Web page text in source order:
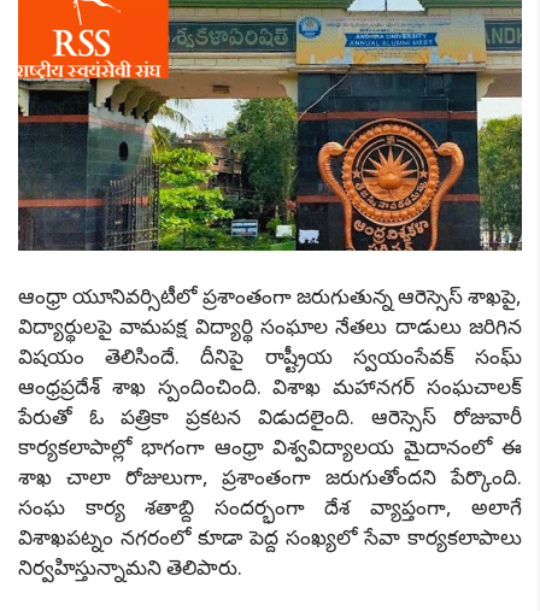
ఆంధ్రా యూనివర్సిటీలో ప్రశాంతంగా జరుగుతున్న ఆరెస్సెస్ శాఖపై,
విద్యార్థులపై వామపక్ష విద్యార్థి సంఘాల నేతలు దాడులు జరిగిన
విషయం తెలిసిందే. దీనిపై రాష్ట్రీయ స్వయంసేవక్ సంఘ్
ఆంధ్రప్రదేశ్ శాఖ స్పందించింది. విశాఖ మహానగర్ సంఘచాలక్
పేరుతో ఓ పత్రికా ప్రకటన విడుదలైంది. ఆరెస్సెస్ రోజువారీ
కార్యకలాపాల్లో భాగంగా ఆంధ్రా విశ్వవిద్యాలయ మైదానంలో ఈ
శాఖ చాలా రోజులుగా, ప్రశాంతంగా జరుగుతోందని పేర్కొంది.
సంఘ కార్య శతాబ్ది సందర్భంగా దేశ వ్యాప్తంగా, అలాగే
విశాఖపట్నం నగరంలో కూడా పెద్ద సంఖ్యలో సేవా కార్యకలాపాలు
నిర్వహిస్తున్నామని తెలిపారు.